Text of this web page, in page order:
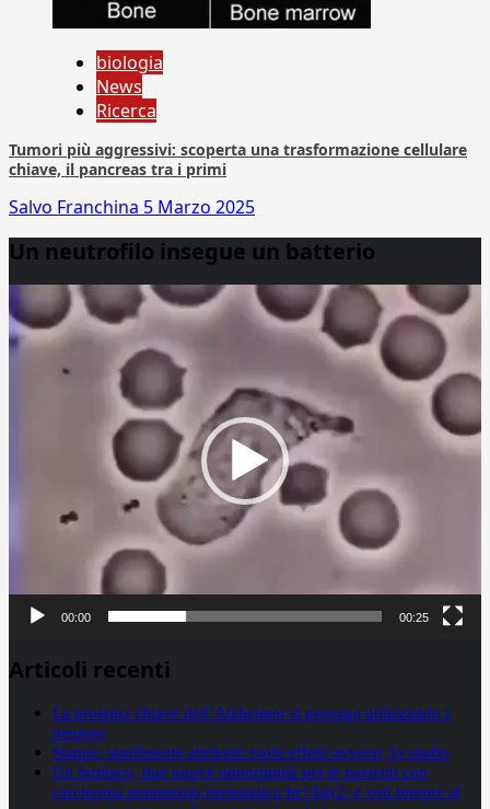
biologia
News
Ricerca
Tumori più aggressivi: scoperta una trasformazione cellulare
chiave, il pancreas tra i primi
Salvo Franchina 5 Marzo 2025
Un neutrofilo insegue un batterio
Player
00:00 00:25
Articoli recenti
La proteina chiave dell’Alzheimer si propaga utilizzando i
neuroni
Statine: inutilmente attribuiti molti effetti avversi, lo studio
Un farmaco, due nuove opportunità per le pazienti con
carcinoma mammario metastatico hr+/her2- e con tumore al